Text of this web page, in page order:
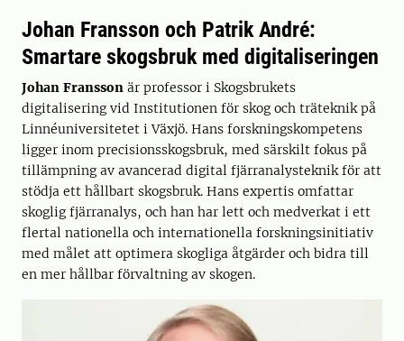
Johan Fransson och Patrik André:
Smartare skogsbruk med digitaliseringen
Johan Fransson är professor i Skogsbrukets
digitalisering vid Institutionen för skog och träteknik på
Linnéuniversitetet i Växjö. Hans forskningskompetens
ligger inom precisionsskogsbruk, med särskilt fokus på
tillämpning av avancerad digital fjärranalysteknik för att
stödja ett hållbart skogsbruk. Hans expertis omfattar
skoglig fjärranalys, och han har lett och medverkat i ett
flertal nationella och internationella forskningsinitiativ
med målet att optimera skogliga åtgärder och bidra till
en mer hållbar förvaltning av skogen.